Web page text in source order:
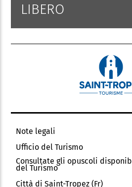
LIBERO
Note legali
Ufficio del Turismo
Consultate gli opuscoli
del Turismo
Città di Saint-Tropez (Fr)